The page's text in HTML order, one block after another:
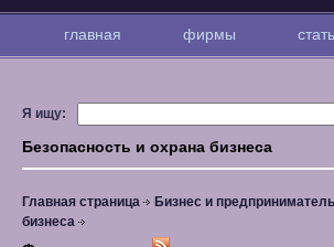
главная фирмы
Я ищу:
Безопасность и охрана бизнеса
Главная страница Бизнес и
бизнеса